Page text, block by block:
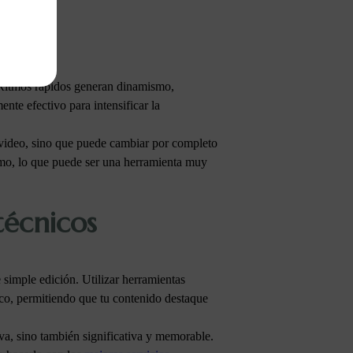
rápidos generan dinamismo,
efectivo para intensificar la
sino que puede cambiar por completo
lo que puede ser una herramienta muy
simple edición. Utilizar herramientas
permitiendo que tu contenido destaque
sino también significativa y memorable.